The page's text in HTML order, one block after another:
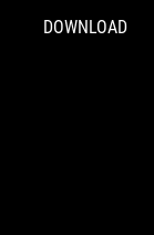
DOWNLOAD